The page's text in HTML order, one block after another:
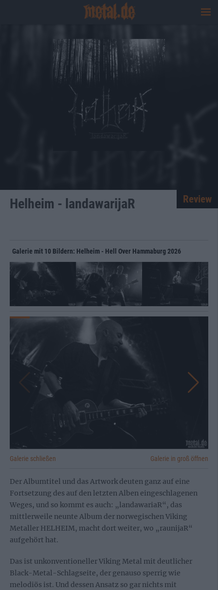
Helheim - landawarijaR Review
Galerie mit 10 Bildern: Helheim - Hell Over Hammaburg 2026
Galerie schließen Galerie in groß öffnen
Der Albumtitel und das Artwork deuten ganz auf eine
Fortsetzung des auf den letzten Alben eingeschlagenen
Weges, und so kommt es auch: „landawariaR“, das
mittlerweile neunte Album der norwegischen Viking
Metaller HELHEIM, macht dort weiter, wo „raunijaR“
aufgehört hat.
Das ist unkonventioneller Viking Metal mit deutlicher
Black-Metal-Schlagseite, der genauso sperrig wie
melodiös ist. Und dessen Ansatz so gar nichts mit